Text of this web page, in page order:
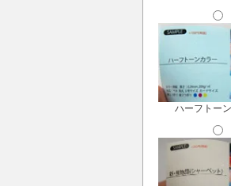
ハーフトー